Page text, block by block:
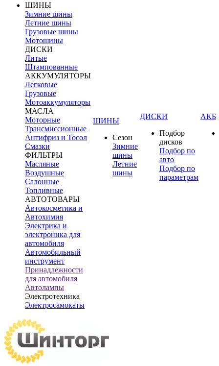
ШИНЫ
Зимние шины
Летние шины
Грузовые шины
Мотошины
ДИСКИ
Литые
Штампованные
АККУМУЛЯТОРЫ
Легковые
Грузовые
Мотоаккумуляторы
МАСЛА
Моторные
Трансмиссионные
Антифриз и Тосол
Смазки
ФИЛЬТРЫ
Масляные
Воздушные
Салонные
Топливные
АВТОТОВАРЫ
Автокосметика и
Автохимия
Электрика и
электроника для
автомобиля
Автомобильный
инструмент
Принадлежности
для автомобиля
Автолампы
Электротехника
Электросамокаты
ШИНЫ
Сезон
Зимние
шины
Летние
шины
ДИСКИ
Подбор
дисков
Подбор по
авто
Подбор по
параметрам
АКБ